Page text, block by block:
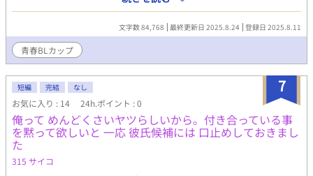
ント/義兄弟/厨二病/屋上/先輩/銀杏/恋愛要素あり/ハッピーエン
ド/執事×お坊っちゃま/ショタ受け/精通/海/岩場/襲い受け/ディー
プキス/青姦/試着室/鏡/声抑える/おねだり/体育/体操服/着衣/汗/ト
イレ/変態/絆創膏/引っ越し/お礼/童貞/DO☆GE☆ZA/アナニー/方
言/大学生/先輩の家/手コキ/体育倉庫/強引に/乳首舐め/美術部/後
輩攻め/スケッチブック/授業中/銭湯/おじさん×ショタ/純粋/腐友
達/家/宅急便/口内射精/精飲/先生×生徒/教卓/放課後/教室/補習/誘
い受け/くぱぁ/隣人/ネット/幽霊/生徒会/生徒会長×役員/噂/カラ
オケ/マイク/コンビニ/口止め/店長/骨折/オナ禁/患者×看護師/顔
射/騎乗位/早漏/絶倫/……and more. 【R18】
る。 ある日、期末テストの罰ゲームでファストフード店のJK店員
をナンパすることに。 頑張って連絡先を渡してデートすることに
浮かれていたのは、デート場所に現われたのは、ナンパしたとき
に店に居合わせた定時高校通いのヤンキー・春日。渡した連絡先
がすり替えられて、ヤンキーの手元に渡っていたのだ！ 「みっち
ゃん、このことは黙っておいてあげるから、勉強おしえて～」 気
安く「みっちゃん」と呼ぶチャラ男・春日。不順異性交遊（未
遂）の口止めとして、光成は毎週金曜日に勉強を教えることにな
って――
文字数 84,768 最終更新日 2025.8.24 登録日 2025.8.11
青春BLカップ​
7
短編 完結 なし
お気に入り : 14 24h.ポイント : 0
俺って めんどくさいヤツらしいから。付き合っている事
を黙って欲しいと 一応 彼氏候補には 口止めしておきまし
た
315 サイコ